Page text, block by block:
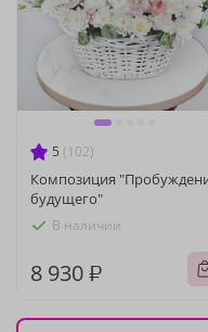
5 (102)
Композиция
будущего"
В наличии
8 930 ₽